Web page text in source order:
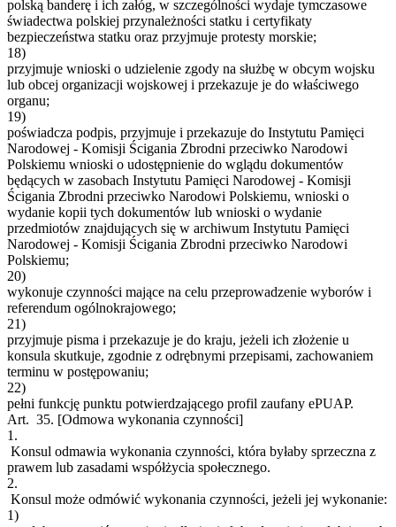
polską banderę i ich załóg, w szczególności wydaje tymczasowe
świadectwa polskiej przynależności statku i certyfikaty
bezpieczeństwa statku oraz przyjmuje protesty morskie;
18)
przyjmuje wnioski o udzielenie zgody na służbę w obcym wojsku
lub obcej organizacji wojskowej i przekazuje je do właściwego
organu;
19)
poświadcza podpis, przyjmuje i przekazuje do Instytutu Pamięci
Narodowej - Komisji Ścigania Zbrodni przeciwko Narodowi
Polskiemu wnioski o udostępnienie do wglądu dokumentów
będących w zasobach Instytutu Pamięci Narodowej - Komisji
Ścigania Zbrodni przeciwko Narodowi Polskiemu, wnioski o
wydanie kopii tych dokumentów lub wnioski o wydanie
przedmiotów znajdujących się w archiwum Instytutu Pamięci
Narodowej - Komisji Ścigania Zbrodni przeciwko Narodowi
Polskiemu;
20)
wykonuje czynności mające na celu przeprowadzenie wyborów i
referendum ogólnokrajowego;
21)
przyjmuje pisma i przekazuje je do kraju, jeżeli ich złożenie u
konsula skutkuje, zgodnie z odrębnymi przepisami, zachowaniem
terminu w postępowaniu;
22)
pełni funkcję punktu potwierdzającego profil zaufany ePUAP.
Art. 35. [Odmowa wykonania czynności]
1.
Konsul odmawia wykonania czynności, która byłaby sprzeczna z
prawem lub zasadami współżycia społecznego.
2.
Konsul może odmówić wykonania czynności, jeżeli jej wykonanie:
1)